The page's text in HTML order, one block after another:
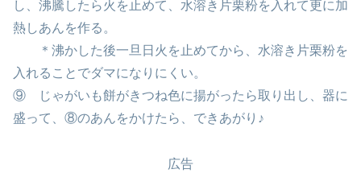
し、沸騰したら火を止めて、水溶き片栗粉を入れて更に加
熱しあんを作る。
＊沸かした後一旦日火を止めてから、水溶き片栗粉を
入れることでダマになりにくい。
⑨ じゃがいも餅がきつね色に揚がったら取り出し、器に
盛って、⑧のあんをかけたら、できあがり♪
広告